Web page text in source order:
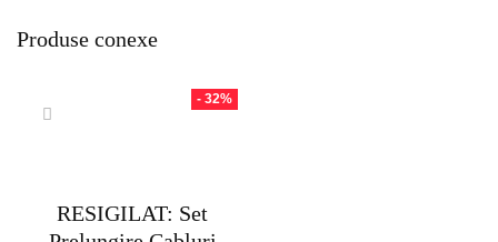
Produse conexe
- 32%
RESIGILAT: Set